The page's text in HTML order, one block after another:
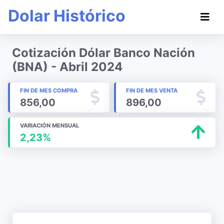
Dolar Histórico
Cotización Dólar Banco Nación
(BNA) - Abril 2024
FIN DE MES COMPRA
856,00
FIN DE MES VENTA
896,00
VARIACIÓN MENSUAL
2,23%